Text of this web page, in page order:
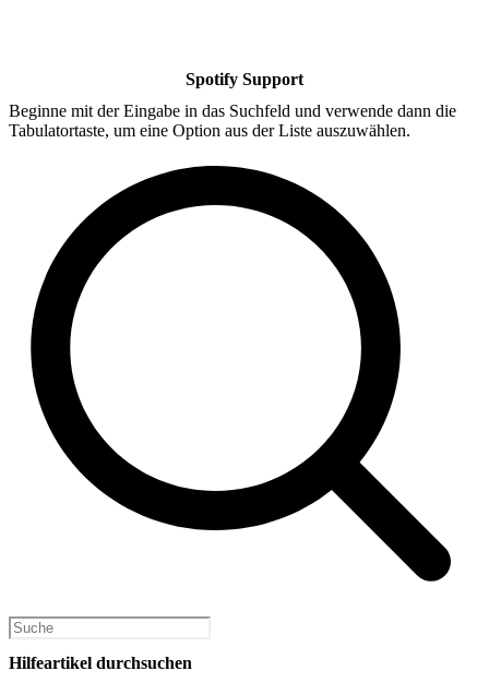
Spotify Support
Beginne mit der Eingabe in das Suchfeld und verwende dann die
Tabulatortaste, um eine Option aus der Liste auszuwählen.
Hilfeartikel durchsuchen